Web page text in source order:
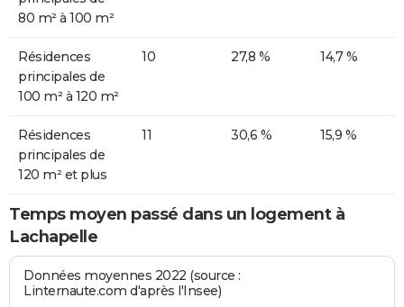
80 m² à 100 m²
Résidences
principales de
100 m² à 120 m²
10 27,8 % 14,7 %
Résidences
principales de
120 m² et plus
11 30,6 % 15,9 %
Temps moyen passé dans un logement à
Lachapelle
Données moyennes 2022 (source :
Linternaute.com d'après l'Insee)